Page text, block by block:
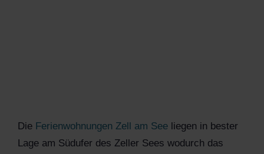
Die Ferienwohnungen Zell am See liegen in bester
Lage am Südufer des Zeller Sees wodurch das